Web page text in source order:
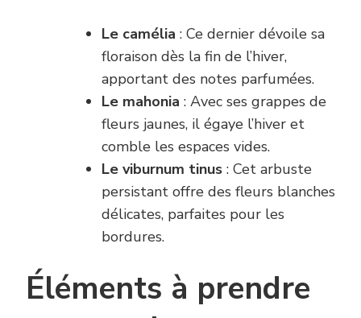
Le camélia : Ce dernier dévoile sa
floraison dès la fin de l’hiver,
apportant des notes parfumées.
Le mahonia : Avec ses grappes de
fleurs jaunes, il égaye l’hiver et
comble les espaces vides.
Le viburnum tinus : Cet arbuste
persistant offre des fleurs blanches
délicates, parfaites pour les
bordures.
Éléments à prendre